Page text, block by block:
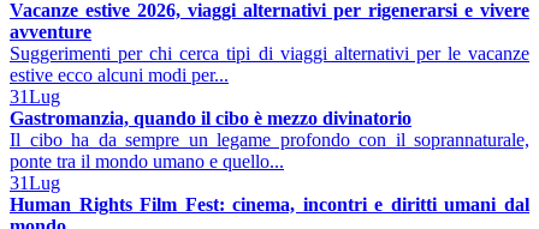
Vacanze estive 2026, viaggi alternativi per rigenerarsi e vivere
avventure
Suggerimenti per chi cerca tipi di viaggi alternativi per le vacanze
estive ecco alcuni modi per...
31Lug
Gastromanzia, quando il cibo è mezzo divinatorio
Il cibo ha da sempre un legame profondo con il soprannaturale,
ponte tra il mondo umano e quello...
31Lug
Human Rights Film Fest: cinema, incontri e diritti umani dal